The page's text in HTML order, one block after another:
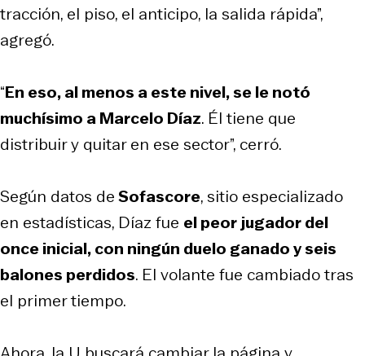
tracción, el piso, el anticipo, la salida rápida”,
agregó.
“En eso, al menos a este nivel, se le notó
muchísimo a Marcelo Díaz. Él tiene que
distribuir y quitar en ese sector”, cerró.
Según datos deSofascore, sitio especializado
en estadísticas, Díaz fue el peor jugador del
once inicial, con ningún duelo ganado y seis
balones perdidos. El volante fue cambiado tras
el primer tiempo.